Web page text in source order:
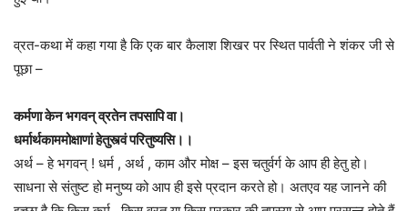
व्रत-कथा में कहा गया है कि एक बार कैलाश शिखर पर स्थित पार्वती ने शंकर जी से
पूछा –
कर्मणा केन भगवन् व्रतेन तपसापि वा।
धर्मार्थकाममोक्षाणां हेतुस्त्वं परितुष्यसि।।
अर्थ – हे भगवन् ! धर्म , अर्थ , काम और मोक्ष – इस चतुर्वर्ग के आप ही हेतु हो।
साधना से संतुष्ट हो मनुष्य को आप ही इसे प्रदान करते हो। अतएव यह जानने की